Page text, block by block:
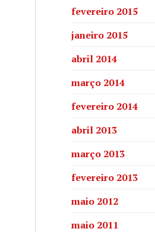
fevereiro 2015
janeiro 2015
abril 2014
março 2014
fevereiro 2014
abril 2013
março 2013
fevereiro 2013
maio 2012
maio 2011